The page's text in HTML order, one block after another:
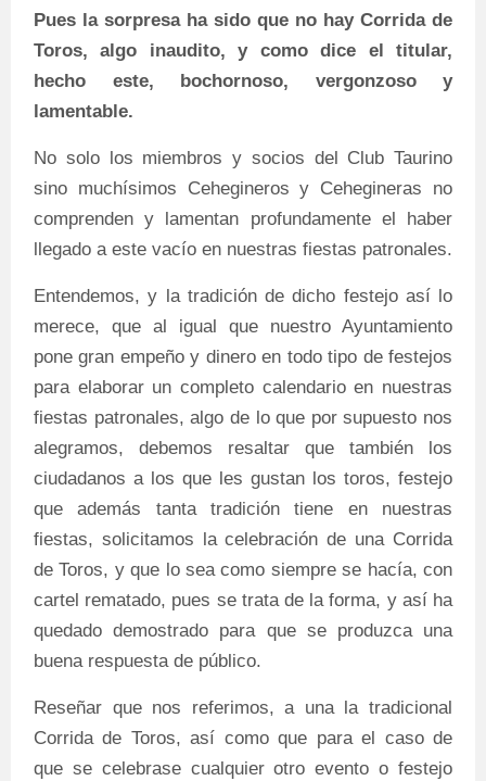
Pues la sorpresa ha sido que no hay Corrida de
Toros, algo inaudito, y como dice el titular,
hecho este, bochornoso, vergonzoso y
lamentable.
No solo los miembros y socios del Club Taurino
sino muchísimos Cehegineros y Cehegineras no
comprenden y lamentan profundamente el haber
llegado a este vacío en nuestras fiestas patronales.
Entendemos, y la tradición de dicho festejo así lo
merece, que al igual que nuestro Ayuntamiento
pone gran empeño y dinero en todo tipo de festejos
para elaborar un completo calendario en nuestras
fiestas patronales, algo de lo que por supuesto nos
alegramos, debemos resaltar que también los
ciudadanos a los que les gustan los toros, festejo
que además tanta tradición tiene en nuestras
fiestas, solicitamos la celebración de una Corrida
de Toros, y que lo sea como siempre se hacía, con
cartel rematado, pues se trata de la forma, y así ha
quedado demostrado para que se produzca una
buena respuesta de público.
Reseñar que nos referimos, a una la tradicional
Corrida de Toros, así como que para el caso de
que se celebrase cualquier otro evento o festejo